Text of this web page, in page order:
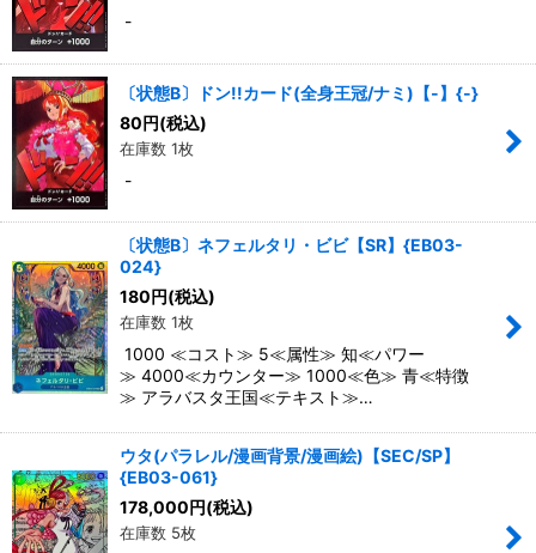
-
〔状態B〕ドン!!カード(全身王冠/ナミ)【-】{-}
80円(税込)
在庫数 1枚
-
〔状態B〕ネフェルタリ・ビビ【SR】{EB03-
024}
180円(税込)
在庫数 1枚
1000 ≪コスト≫ 5≪属性≫ 知≪パワー
≫ 4000≪カウンター≫ 1000≪色≫ 青≪特徴
≫ アラバスタ王国≪テキスト≫…
ウタ(パラレル/漫画背景/漫画絵)【SEC/SP】
{EB03-061}
178,000円(税込)
在庫数 5枚